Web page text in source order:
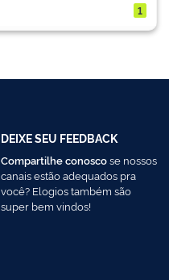
1
DEIXE SEU FEEDBACK
Compartilhe conoscose nossos
canais estão adequados pra
você? Elogios também são
super bem vindos!